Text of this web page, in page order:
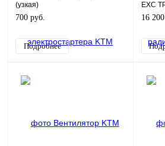
(узкая)
700 руб.
Подробнее
EXC
250/
16